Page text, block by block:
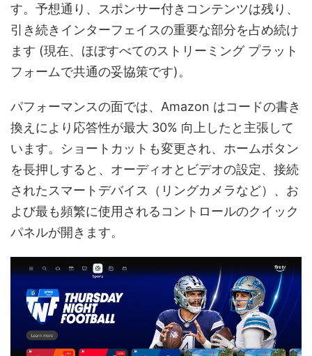
す。予想通り、スポンサー付きコンテンツは残り、
引き続きインターフェイスの重要な部分を占め続け
ます (現在、ほぼすべてのストリーミング プラット
フォームで共通の妥協策です)。
パフォーマンスの面では、Amazon はコードの書き
換えにより応答性が最大 30% 向上したと主張して
います。ショートカットも変更され、ホームボタン
を長押しすると、オーディオとビデオの設定、接続
されたスマートデバイス（リングカメラなど）、お
よび最も頻繁に使用されるコントロールのクイック
パネルが開きます。